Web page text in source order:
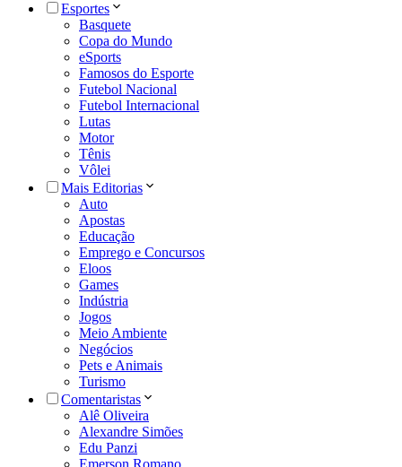
Esportes
Basquete
Copa do Mundo
eSports
Famosos do Esporte
Futebol Nacional
Futebol Internacional
Lutas
Motor
Tênis
Vôlei
Mais Editorias
Auto
Apostas
Educação
Emprego e Concursos
Eloos
Games
Indústria
Jogos
Meio Ambiente
Negócios
Pets e Animais
Turismo
Comentaristas
Alê Oliveira
Alexandre Simões
Edu Panzi
Emerson Romano